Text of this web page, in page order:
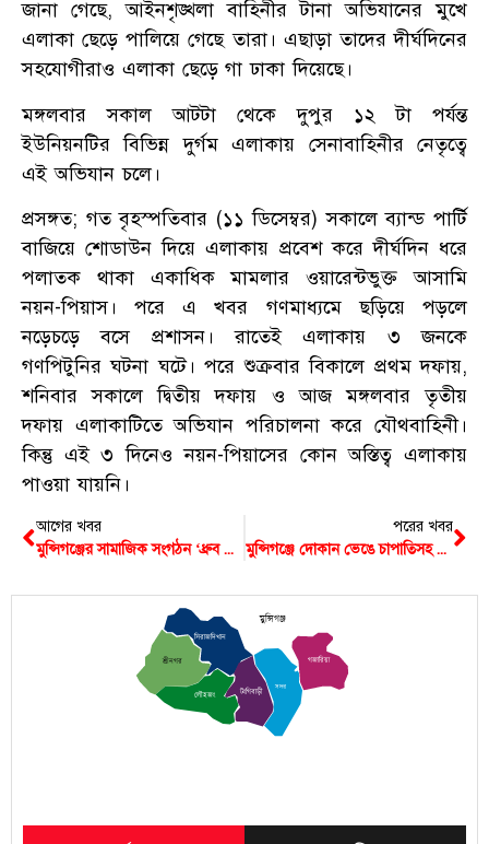
জানা গেছে, আইনশৃঙ্খলা বাহিনীর টানা অভিযানের মুখে
এলাকা ছেড়ে পালিয়ে গেছে তারা। এছাড়া তাদের দীর্ঘদিনের
সহযোগীরাও এলাকা ছেড়ে গা ঢাকা দিয়েছে।
মঙ্গলবার সকাল আটটা থেকে দুপুর ১২ টা পর্যন্ত
ইউনিয়নটির বিভিন্ন দুর্গম এলাকায় সেনাবাহিনীর নেতৃত্বে
এই অভিযান চলে।
প্রসঙ্গত; গত বৃহস্পতিবার (১১ ডিসেম্বর) সকালে ব্যান্ড পার্টি
বাজিয়ে শোডাউন দিয়ে এলাকায় প্রবেশ করে দীর্ঘদিন ধরে
পলাতক থাকা একাধিক মামলার ওয়ারেন্টভুক্ত আসামি
নয়ন-পিয়াস। পরে এ খবর গণমাধ্যমে ছড়িয়ে পড়লে
নড়েচড়ে বসে প্রশাসন। রাতেই এলাকায় ৩ জনকে
গণপিটুনির ঘটনা ঘটে। পরে শুক্রবার বিকালে প্রথম দফায়,
শনিবার সকালে দ্বিতীয় দফায় ও আজ মঙ্গলবার তৃতীয়
দফায় এলাকাটিতে অভিযান পরিচালনা করে যৌথবাহিনী।
কিন্তু এই ৩ দিনেও নয়ন-পিয়াসের কোন অস্তিত্ব এলাকায়
পাওয়া যায়নি।
আগের খবর
মুন্সিগঞ্জের সামাজিক সংগঠন ‘ধ্রুব ফাউন্ডেশন’-এর পূর্ণাঙ্গ কমিটি গঠন
পরের খবর
মুন্সিগঞ্জে দোকান ভেঙে চাপাতিসহ দৌড়ে পালানোর সময় ধরে ফেললো পুলিশ
শ্রীনগর
সিরাজদিখান
টংগিবাড়ী
সদর
গজারিয়া
লৌহজং
মুন্সিগঞ্জ